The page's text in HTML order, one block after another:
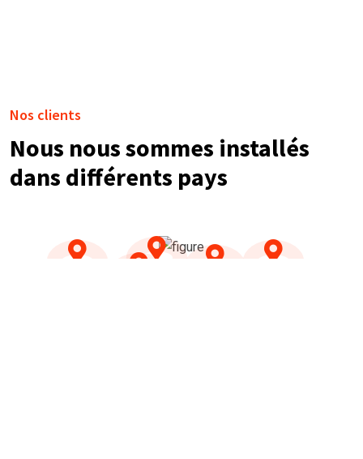
Nos clients
Nous nous sommes installés
dans différents pays